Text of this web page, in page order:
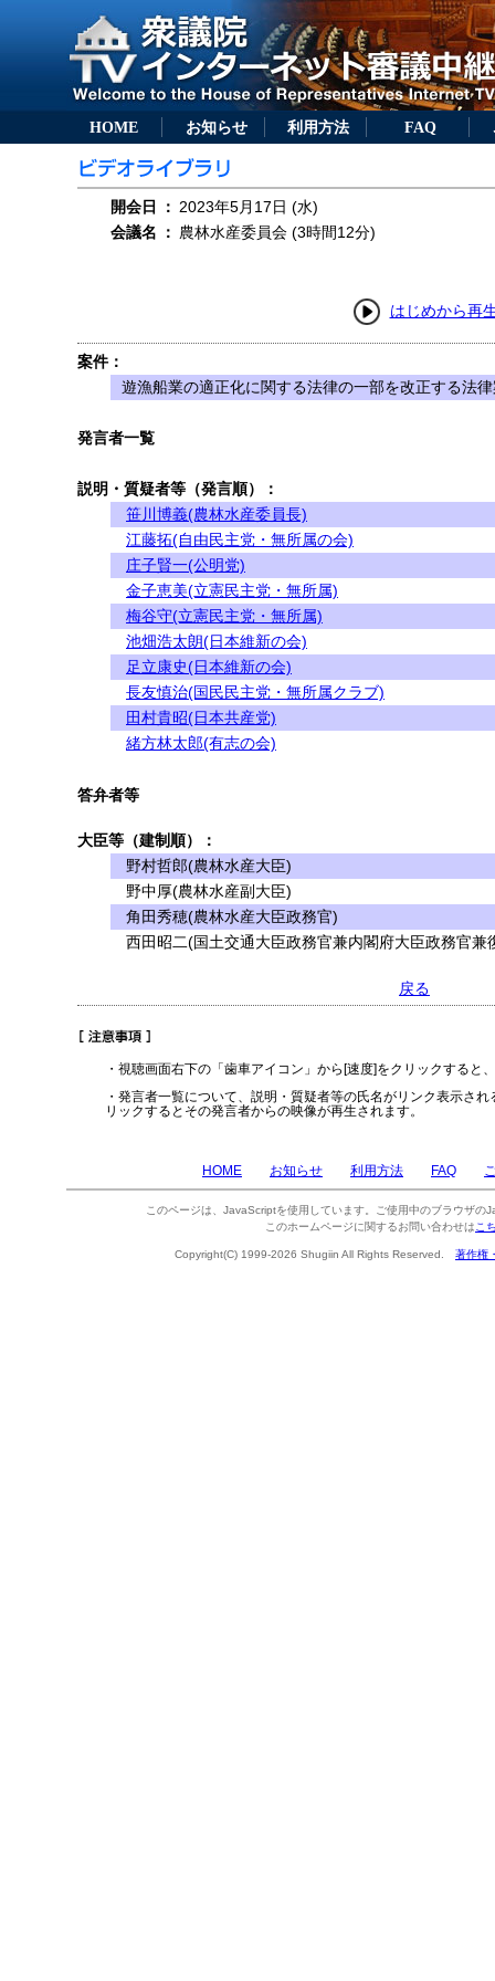
HOME お知らせ 利用方法 FAQ
開会日 ： 2023年5月17日 (水)
会議名
： 農林水産委員会 (3時間12分)
はじめから再
案件：
遊漁船業の適正化に関する法律の一部を改正する法
発言者一覧
説明・質疑者等（発言順）：
笹川博義(農林水産委員長)
江藤拓(自由民主党・無所属の会)
庄子賢一(公明党)
金子恵美(立憲民主党・無所属)
梅谷守(立憲民主党・無所属)
池畑浩太朗(日本維新の会)
足立康史(日本維新の会)
長友慎治(国民民主党・無所属クラブ)
田村貴昭(日本共産党)
緒方林太郎(有志の会)
答弁者等
大臣等（建制順）：
野村哲郎(農林水産大臣)
野中厚(農林水産副大臣)
角田秀穂(農林水産大臣政務官)
西田昭二(国土交通大臣政務官兼内閣府大臣政務官兼
戻る
・視聴画面右下の「歯車アイコン」から[速度]をクリックすると
・発言者一覧について、説明・質疑者等の氏名がリンク表示さ
リックするとその発言者からの映像が再生されます。
HOME お知らせ 利用方法 FAQ
このページは、JavaScriptを使用しています。ご使用中のブラウザの
このホームページに関するお問い合わせは こ
Copyright(C) 1999-2026 Shugiin All Rights Reserved. 著作権